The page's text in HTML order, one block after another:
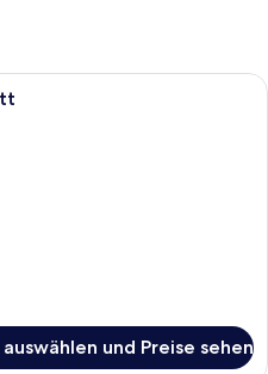
Ein Hotelzimmer mit einem großen
und Preise sehen